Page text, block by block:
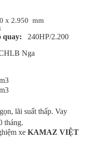
x 2.950 mm
quay: 240HP/2.200
Nga
lãi suất thấp. Vay
tháng.
xe KAMAZ VIỆT